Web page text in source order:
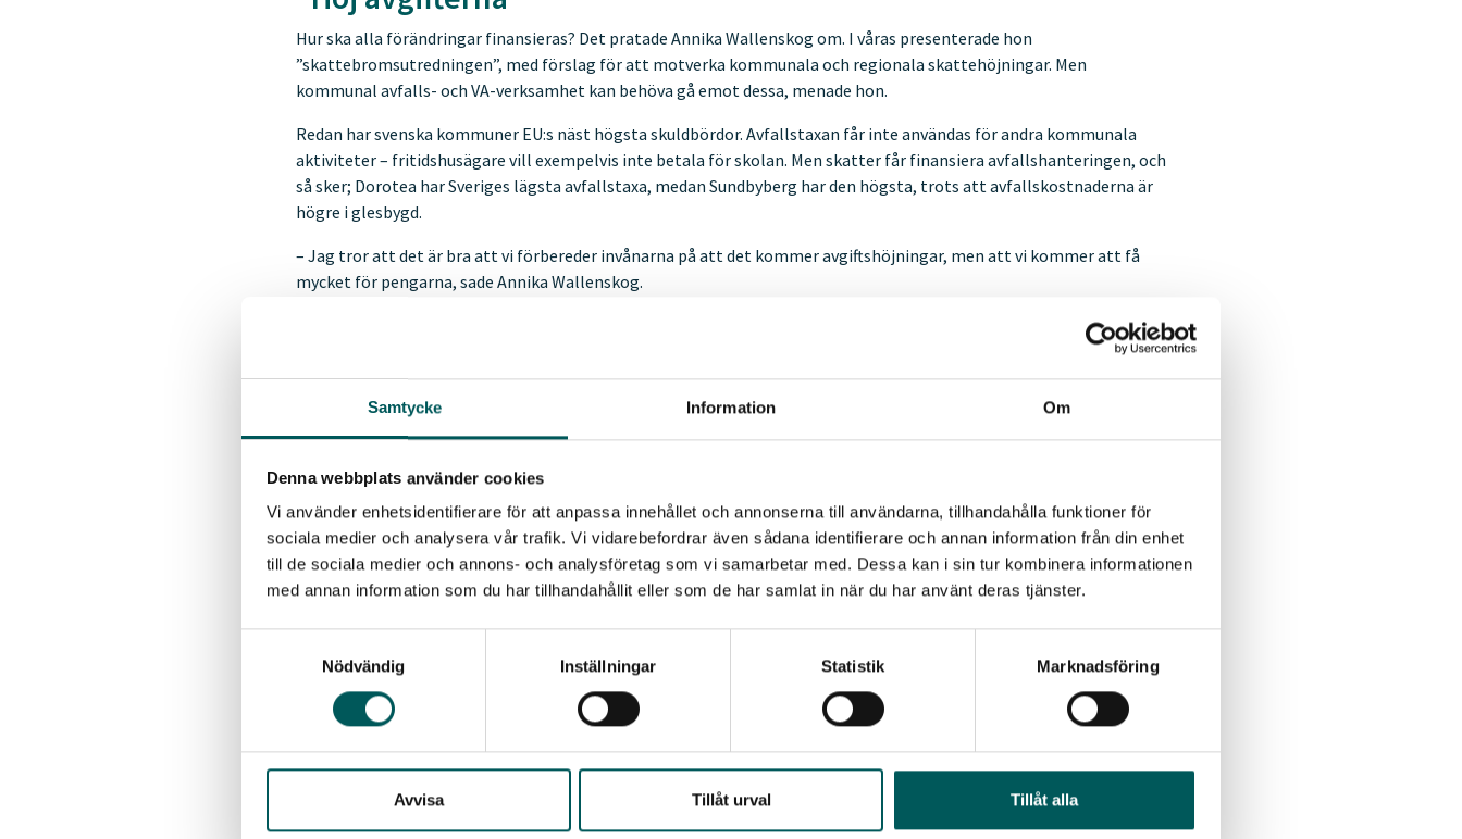
Samtycke Information Om
Denna webbplats använder cookies
Vi använder enhetsidentifierare för att anpassa innehållet och annonserna till användarna, tillhandahålla funktioner för
sociala medier och analysera vår trafik. Vi vidarebefordrar även sådana identifierare och annan information från din enhet
till de sociala medier och annons- och analysföretag som vi samarbetar med. Dessa kan i sin tur kombinera informationen
med annan information som du har tillhandahållit eller som de har samlat in när du har använt deras tjänster.
Nödvändig
Inställningar Statistik Marknadsföring
Avvisa Tillåt urval Tillåt alla
Hur ska alla förändringar finansieras? Det pratade Annika Wallenskog om. I våras presenterade hon
”skattebromsutredningen”, med förslag för att motverka kommunala och regionala skattehöjningar. Men
kommunal avfalls- och VA-verksamhet kan behöva gå emot dessa, menade hon.
Redan har svenska kommuner EU:s näst högsta skuldbördor. Avfallstaxan får inte användas för andra kommunala
aktiviteter – fritidshusägare vill exempelvis inte betala för skolan. Men skatter får finansiera avfallshanteringen, och
så sker; Dorotea har Sveriges lägsta avfallstaxa, medan Sundbyberg har den högsta, trots att avfallskostnaderna är
högre i glesbygd.
– Jag tror att det är bra att vi förbereder invånarna på att det kommer avgiftshöjningar, men att vi kommer att få
mycket för pengarna, sade Annika Wallenskog.
Fastighetsnära insamling är en av de reformer som nu genomförs. Tajmingen är helt rätt, menade Cecilia Holmblad,
– Vi har kämpat för ett kommunalt ansvar i 30 år. Lund har haft det på frivillig väg i 25 år, men det är lättare när alla
Hon jämförde med rökförbudet som möttes av högljudd debatt om hur restauranger skulle gå i konkurs. Men när det
väl införts tystnade kritiken.
ekonomi, och säkerställa en robust avfallshantering i hela landet, som bidrar till resiliens och beredskap. Allt fler
regler från EU utformas så att genomförandet hamnar på lokal nivå. Å andra sidan ser vi paradoxalt nog framväxten
av ett helt batteri av regler, som jag tror riskerar att kringskära kommunernas möjlighet att bidra till den gröna
omställningen, bland annat genom lagen om offentlig säljverksamhet, förändringar i ansvarsfördelningen mellan
– Min uppmaningtill alla er som sitter på besluten är därför att navigera försiktigt, göra grundliga